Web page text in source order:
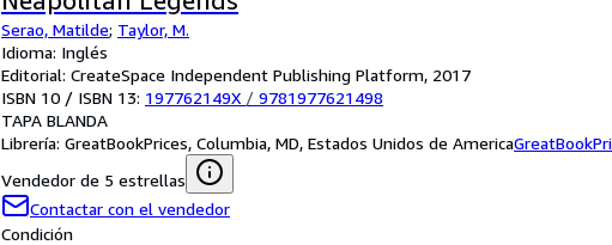
Serao, Matilde; Taylor, M.
Idioma: Inglés
Editorial: CreateSpace Independent Publishing Platform, 2017
ISBN 10 / ISBN 13: 197762149X / 9781977621498
TAPA BLANDA
Librería: GreatBookPrices, Columbia, MD, Estados Unidos de America
Vendedor de 5 estrellas
Contactar con el vendedor
Condición